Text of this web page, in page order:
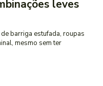
leves
barriga estufada, roupas
mesmo sem ter